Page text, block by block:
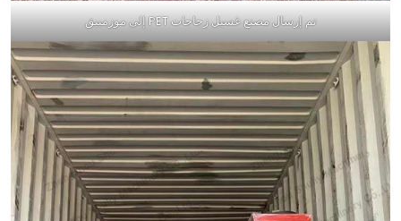
تم إرسال مصنع غسيل زجاجات PET إلى موزمبيق